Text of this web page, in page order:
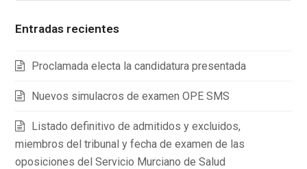
Entradas recientes
Proclamada electa la candidatura presentada
Nuevos simulacros de examen OPE SMS
Listado definitivo de admitidos y excluidos,
miembros del tribunal y fecha de examen de las
oposiciones del Servicio Murciano de Salud